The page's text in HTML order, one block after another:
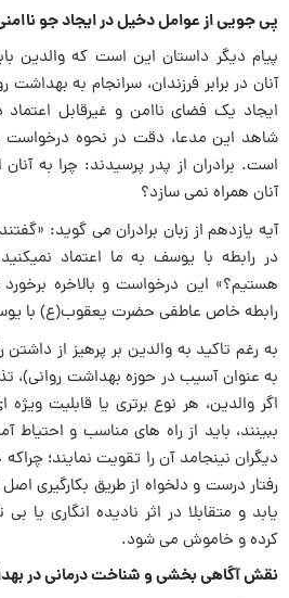
پی جویى از عوامل دخیل در ایجاد جو
پیام دیگر داستان این است که والدین
آنان در برابر فرزندان، سرانجام به
ایجاد یک فضاى ناامن و غیرقابل اعتماد
شاهد این مدعا، دقت در نحوه درخواست‌
است. برادران از پدر پرسیدند: چرا به
آنان همراه نمی سازد؟
آیه یازدهم از زبان برادران می گوید:
در رابطه با یوسف به ما اعتماد
هستیم؟» این درخواست و بالاخره برخورد
رابطه خاص عاطفى حضرت یعقوب‌(ع) با
به رغم تاکید به والدین بر پرهیز از داشتن
به عنوان آسیب در حوزه بهداشت روانی)،
اگر والدین، هر نوع برترى یا قابلیت
ببینند، باید از راه هاى مناسب و
دیگران نینجامد آن را تقویت نمایند؛
رفتار درست و دلخواه از طریق بکارگیرى
یابد و متقابلا در اثر نادیده انگارى یا
کرده و خاموش می شود.
نقش آگاهی بخشى و شناخت درمانى در